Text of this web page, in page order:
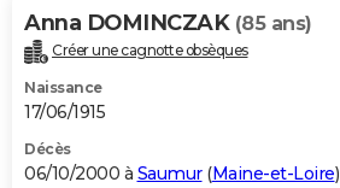
Anna DOMINCZAK (85 ans)
Créer une cagnotte obsèques
Naissance
17/06/1915
Décès
06/10/2000 à Saumur(Maine-et-Loire)